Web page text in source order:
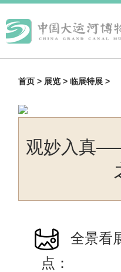
首页 > 展览 >临展特展 >
观妙入真
全景看
点：